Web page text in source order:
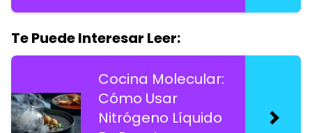
Te Puede Interesar Leer:
Cocina Molecular:
Cómo Usar
Nitrógeno Líquido